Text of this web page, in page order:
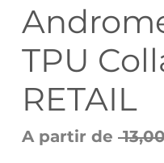
TPU
RETAIL
A partir de